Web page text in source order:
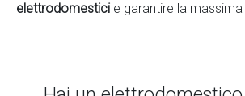
elettrodomestici e garantire la